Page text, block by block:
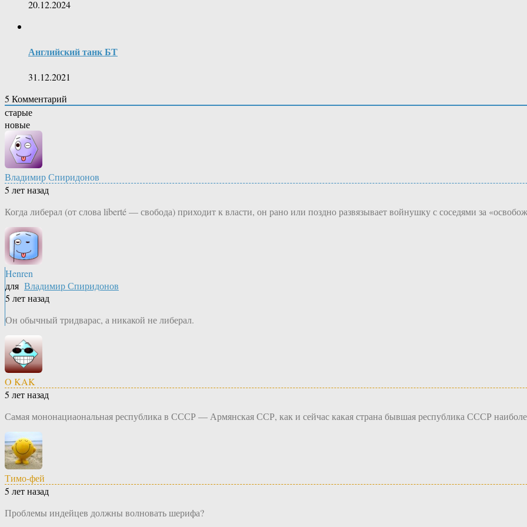
20.12.2024
Английский танк БТ
31.12.2021
5 Комментарий
старые
новые
Владимир Спиридонов
5 лет назад
Когда либерал (от слова liberté — свобода) приходит к власти, он рано или поздно развязывает войнушку с соседями за
Henren
для Владимир Спиридонов
5 лет назад
Он обычный тридварас, а никакой не либерал.
O KAK
5 лет назад
Самая мононациаональная республика в СССР — Армянская ССР, как и сейчас какая страна бывшая республика СССР
Тимо-фей
5 лет назад
Проблемы индейцев должны волновать шерифа?